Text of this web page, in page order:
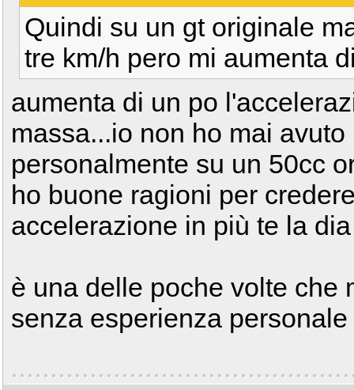
Quindi su un gt originale
tre km/h pero mi aumenta
aumenta di un po
massa...io non ho mai
personalmente su un 50cc
ho buone ragioni per
accelerazione in più te la
è una delle poche volte che
senza esperienza